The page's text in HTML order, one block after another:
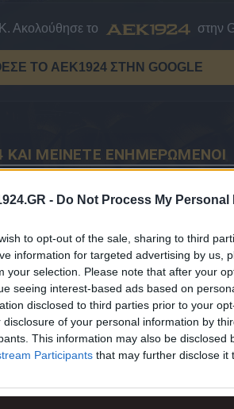
- Do Not Process My Personal
to opt-out of the sale, sharing to third
information for targeted advertising by us,
your selection. Please note that after your
seeing interest-based ads based on
disclosed to third parties prior to your
disclosure of your personal information by
This information may also be disclosed
Participants that may further disclose it
Ακολούθησε το στην
ΤΟ AEK1924 ΣΤΗΝ GOOGLE
ΜΕΙΝΕΤΕ ΕΝΗΜΕΡΩΜΕΝΟΙ